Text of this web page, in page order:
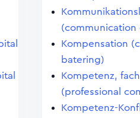
(communication
Kompensation
batering)
Kompetenz,
(professional
Kompetenz-